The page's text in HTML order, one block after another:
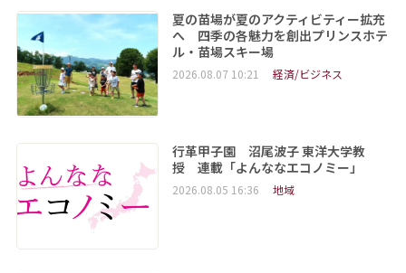
夏の苗場が夏のアクティビティー拡充
へ 四季の各魅力を創出プリンスホテ
ル・苗場スキー場
2026.08.07 10:21 経済/ビジネス
行革甲子園 沼尾波子 東洋大学教
授 連載「よんななエコノミー」
2026.08.05 16:36 地域